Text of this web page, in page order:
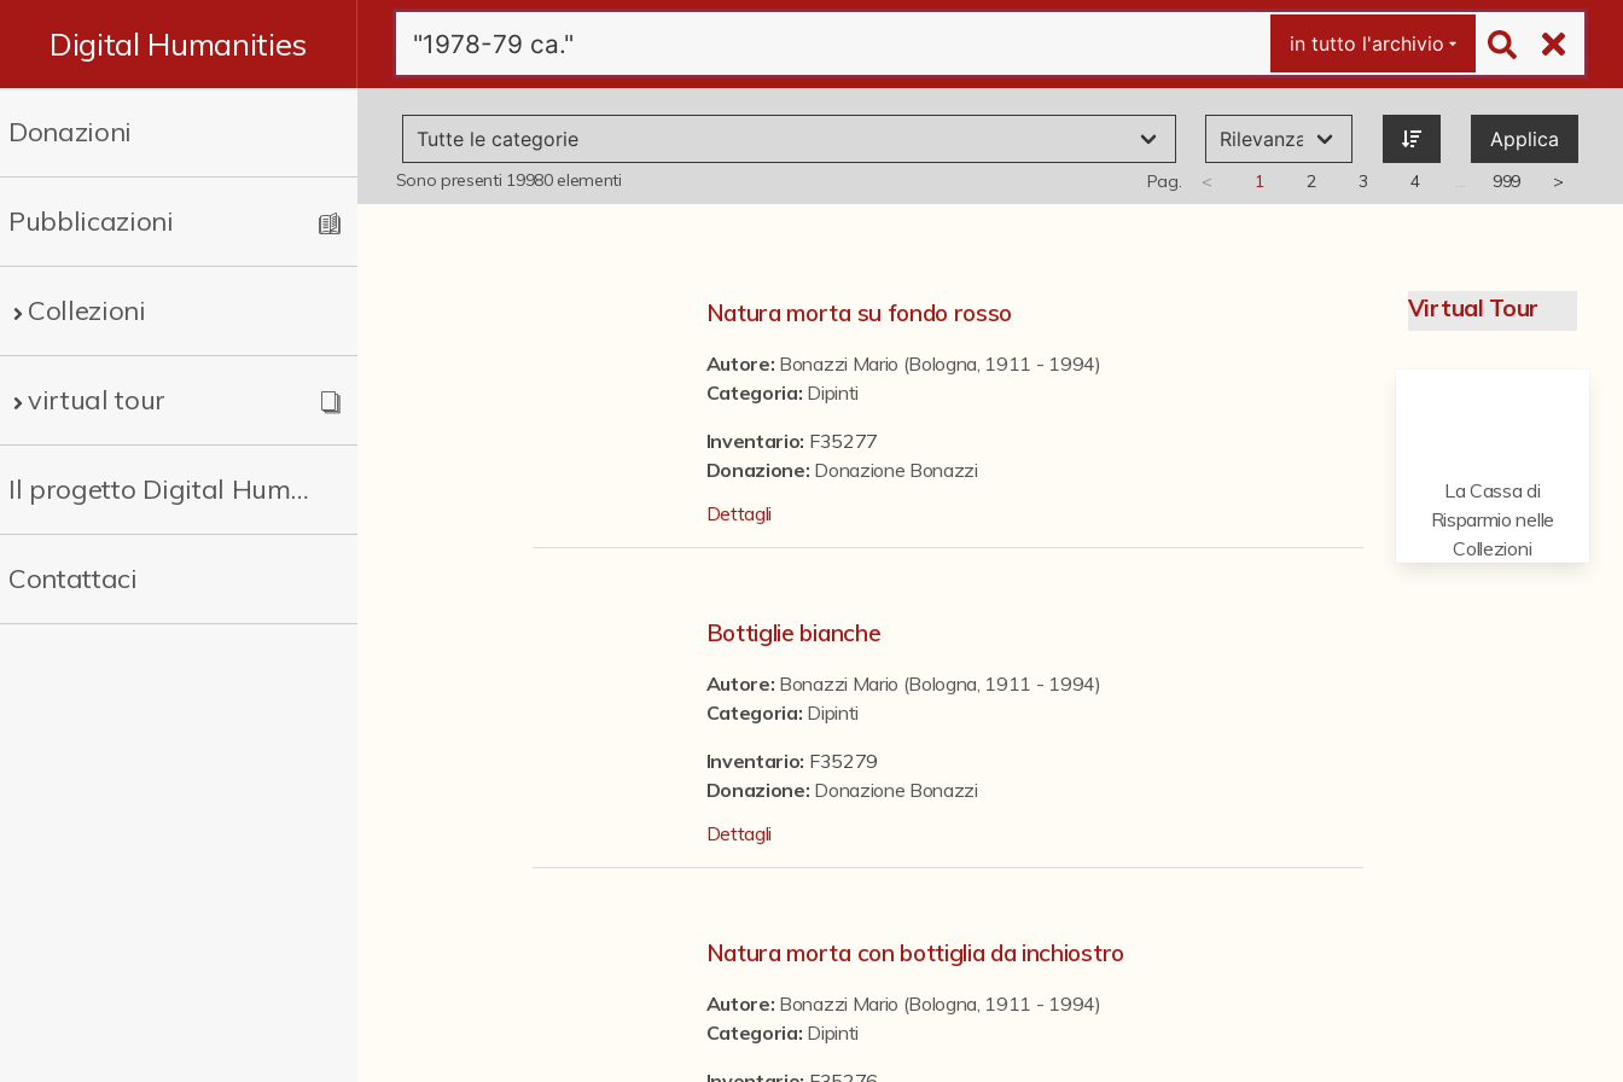
Digital Humanities
Donazioni
Pubblicazioni
Collezioni
virtual tour
Il progetto Digital Humanities
Contattaci
in tutto l'archivio
Applica
Sono presenti 19980elementi Pag. < >
1 2 3 4 … 999
Natura morta su fondo rosso
Autore: Bonazzi Mario (Bologna, 1911 - 1994)
Categoria: Dipinti
Inventario: F35277
Donazione: Donazione Bonazzi
Dettagli
Bottiglie bianche
Autore: Bonazzi Mario (Bologna, 1911 - 1994)
Categoria: Dipinti
Inventario: F35279
Donazione: Donazione Bonazzi
Dettagli
Natura morta con bottiglia da inchiostro
Autore: Bonazzi Mario (Bologna, 1911 - 1994)
Categoria: Dipinti
Virtual Tour
La Cassa di
Risparmio nelle
Collezioni